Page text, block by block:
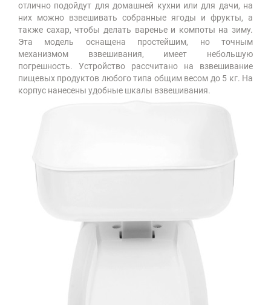
отлично подойдут для домашней кухни или для дачи, на
них можно взвешивать собранные ягоды и фрукты, а
также сахар, чтобы делать варенье и компоты на зиму.
Эта модель оснащена простейшим, но точным
механизмом взвешивания, имеет небольшую
погрешность. Устройство рассчитано на взвешивание
пищевых продуктов любого типа общим весом до 5 кг. На
корпус нанесены удобные шкалы взвешивания.